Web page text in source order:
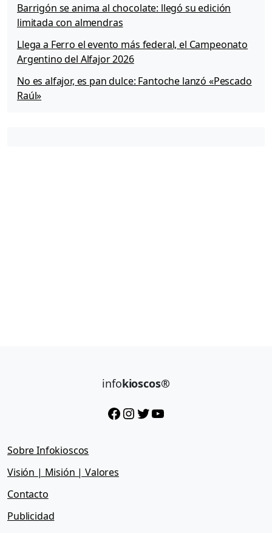
Barrigón se anima al chocolate: llegó su edición
limitada con almendras
Llega a Ferro el evento más federal, el Campeonato
Argentino del Alfajor 2026
No es alfajor, es pan dulce: Fantoche lanzó «Pescado
Raúl»
infokioscos®
Facebook InstagramTwitter YouTube
Sobre Infokioscos
Visión | Misión | Valores
Contacto
Publicidad